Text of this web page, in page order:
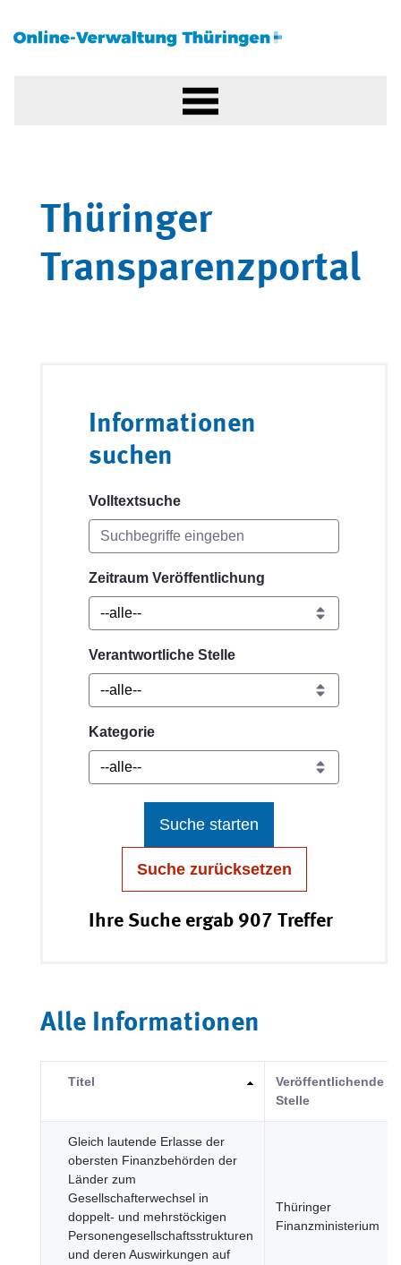
Thüringer
Transparenzportal
Informationen
suchen
Volltextsuche
Zeitraum Veröffentlichung
Verantwortliche Stelle
Kategorie
Suche starten
Suche zurücksetzen
Ihre Suche ergab 907 Treffer
Alle Informationen
Titel
Veröffentlichende
Stelle
Gleich lautende Erlasse der
obersten Finanzbehörden der
Länder zum
Gesellschafterwechsel in
doppelt- und mehrstöckigen
Personengesellschaftsstrukturen
und deren Auswirkungen auf
Thüringer
Finanzministerium